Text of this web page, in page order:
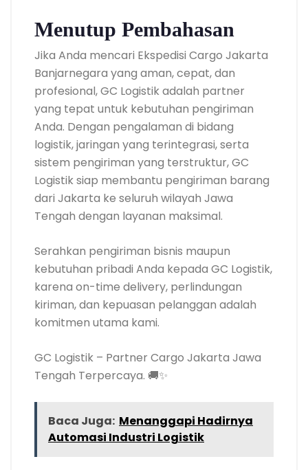
Menutup Pembahasan
Jika Anda mencari Ekspedisi Cargo Jakarta
Banjarnegara yang aman, cepat, dan
profesional, GC Logistik adalah partner
yang tepat untuk kebutuhan pengiriman
Anda. Dengan pengalaman di bidang
logistik, jaringan yang terintegrasi, serta
sistem pengiriman yang terstruktur, GC
Logistik siap membantu pengiriman barang
dari Jakarta ke seluruh wilayah Jawa
Tengah dengan layanan maksimal.
Serahkan pengiriman bisnis maupun
kebutuhan pribadi Anda kepada GC Logistik,
karena on-time delivery, perlindungan
kiriman, dan kepuasan pelanggan adalah
komitmen utama kami.
GC Logistik – Partner Cargo Jakarta Jawa
Tengah Terpercaya. 🚚✨
Baca Juga: Menanggapi Hadirnya
Automasi Industri Logistik